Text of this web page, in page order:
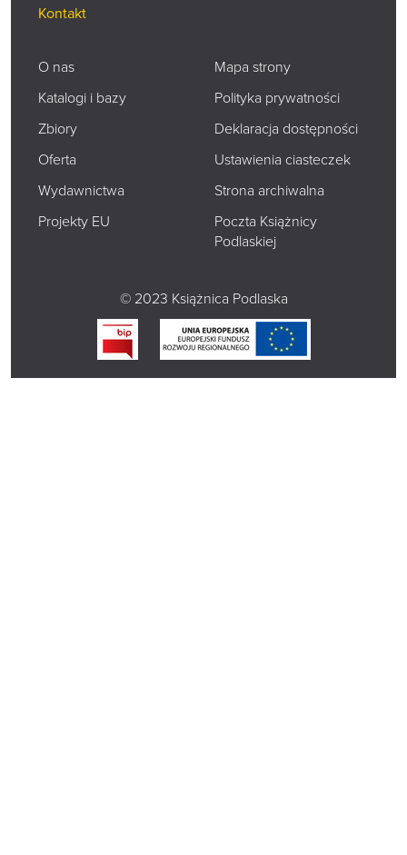
Kontakt
O nas
Katalogi i bazy
Zbiory
Oferta
Wydawnictwa
Projekty EU
Mapa strony
Polityka prywatności
Deklaracja dostępności
Ustawienia ciasteczek
Strona archiwalna
Poczta Książnicy
Podlaskiej
© 2023 Książnica Podlaska